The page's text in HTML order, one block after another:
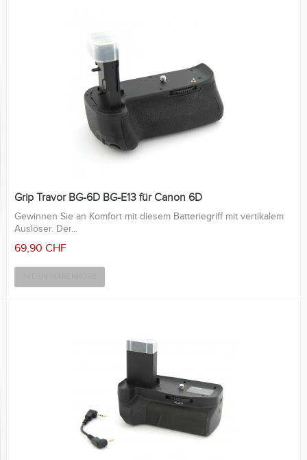
Grip Travor BG-6D BG-E13 für Canon 6D
Gewinnen Sie an Komfort mit diesem Batteriegriff mit vertikalem
Auslöser. Der...
69,90 CHF